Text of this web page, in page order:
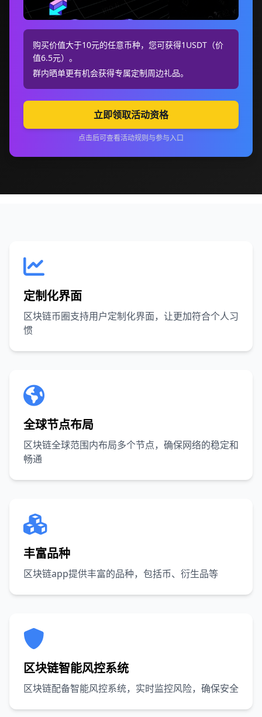
购买价值大于10元的任意币种，您可获得1USDT（价
值6.5元）。
群内晒单更有机会获得专属定制周边礼品。
立即领取活动资格
点击后可查看活动规则与参与入口
定制化界面
区块链币圈支持用户定制化界面，让更加符合个人习
惯
全球节点布局
区块链全球范围内布局多个节点，确保网络的稳定和
畅通
丰富品种
区块链app提供丰富的品种，包括币、衍生品等
区块链智能风控系统
区块链配备智能风控系统，实时监控风险，确保安全